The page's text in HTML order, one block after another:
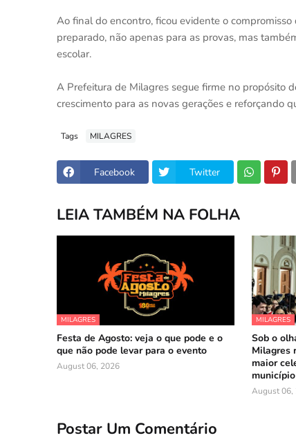
Ao final do encontro, ficou evidente o
preparado, não apenas para as provas, mas
escolar.
A Prefeitura de Milagres segue firme no propósito
crescimento para as novas gerações e reforçando
Tags MILAGRES
Facebook Twitter
LEIA TAMBÉM NA FOLHA
MILAGRES
Festa de Agosto: veja o que pode e o
que não pode levar para o evento
August 06, 2026
MILAGRES
Sob o
Milagres
maior
município
August 06,
Postar Um Comentário